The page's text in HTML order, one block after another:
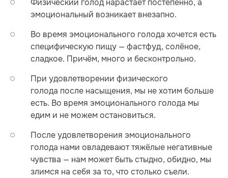
Физический голод нарастает постепенно, а
эмоциональный возникает внезапно.
Во время эмоционального голода хочется есть
специфическую пищу — фастфуд, солёное,
сладкое. Причём, много и бесконтрольно.
При удовлетворении физического
голода после насыщения, мы не хотим больше
есть. Во время эмоционального голода мы
едим и не можем остановиться.
После удовлетворения эмоционального
голода нами овладевают тяжёлые негативные
чувства — нам может быть стыдно, обидно, мы
злимся на себя за то, что столько съели.